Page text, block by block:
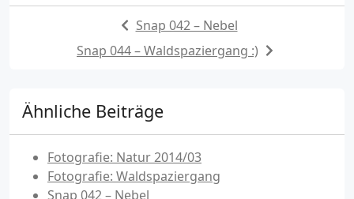
Snap 042 – Nebel
Snap 044 – Waldspaziergang :)
Ähnliche Beiträge
Fotografie: Natur 2014/03
Fotografie: Waldspaziergang
Snap 042 – Nebel